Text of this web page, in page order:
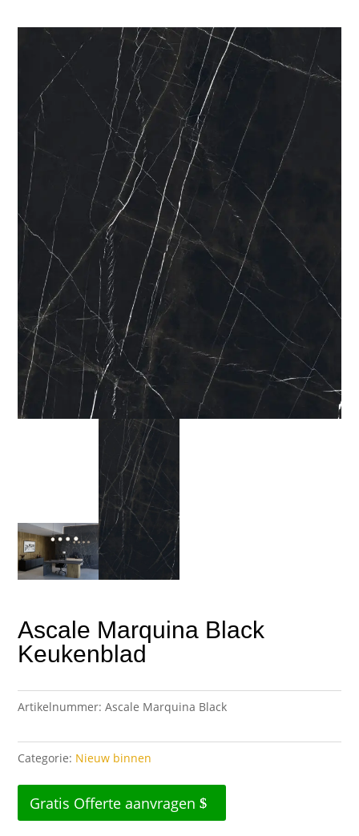
Ascale Marquina Black
Keukenblad
Artikelnummer: Ascale Marquina Black
Categorie: Nieuw binnen
Gratis Offerte aanvragen